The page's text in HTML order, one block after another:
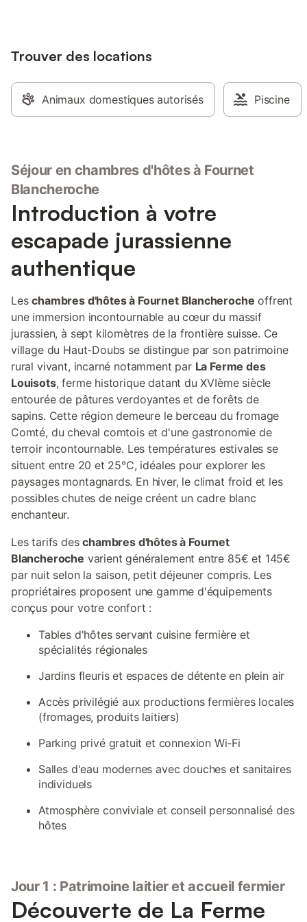
de notre jardin et ses nombreuses
lieux et des paysages ravissent les
amoureux de la nature. Cette chambre
est dédiée au cheval comtois, animal
Trouver des locations
Animaux domestiques autorisés Piscine
Séjour en chambres d'hôtes à Fournet
Blancheroche
Introduction à votre
escapade jurassienne
authentique
Leschambres d'hôtes à Fournet Blancheroche offrent
une immersion incontournable au cœur du massif
jurassien, à sept kilomètres de la frontière suisse. Ce
village du Haut-Doubs se distingue par son patrimoine
rural vivant, incarné notamment par La Ferme des
Louisots, ferme historique datant du XVIème siècle
entourée de pâtures verdoyantes et de forêts de
sapins. Cette région demeure le berceau du fromage
Comté, du cheval comtois et d'une gastronomie de
terroir incontournable. Les températures estivales se
situent entre 20 et 25°C, idéales pour explorer les
paysages montagnards. En hiver, le climat froid et les
possibles chutes de neige créent un cadre blanc
enchanteur.
Les tarifs deschambres d'hôtes à Fournet
Blancheroche varient généralement entre 85€ et 145€
par nuit selon la saison, petit déjeuner compris. Les
propriétaires proposent une gamme d'équipements
conçus pour votre confort :
Tables d'hôtes servant cuisine fermière et
spécialités régionales
Jardins fleuris et espaces de détente en plein air
Accès privilégié aux productions fermières locales
(fromages, produits laitiers)
Parking privé gratuit et connexion Wi-Fi
Salles d'eau modernes avec douches et sanitaires
individuels
Atmosphère conviviale et conseil personnalisé des
hôtes
Jour 1 : Patrimoine laitier et accueil fermier
Découverte de La Ferme